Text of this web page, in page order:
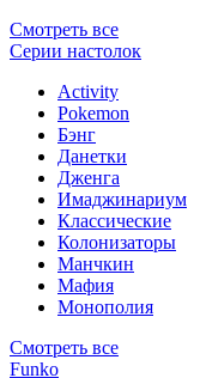
Смотреть все
Серии настолок
Activity
Pokemon
Бэнг
Данетки
Дженга
Имаджинариум
Классические
Колонизаторы
Манчкин
Мафия
Монополия
Смотреть все
Funko